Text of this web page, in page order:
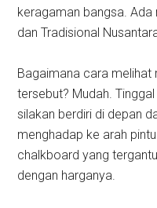
keragaman bangsa. Ada
dan Tradisional
Bagaimana cara
tersebut? Mudah.
silakan berdiri di depan
menghadap ke arah
chalkboard yang
dengan harganya.